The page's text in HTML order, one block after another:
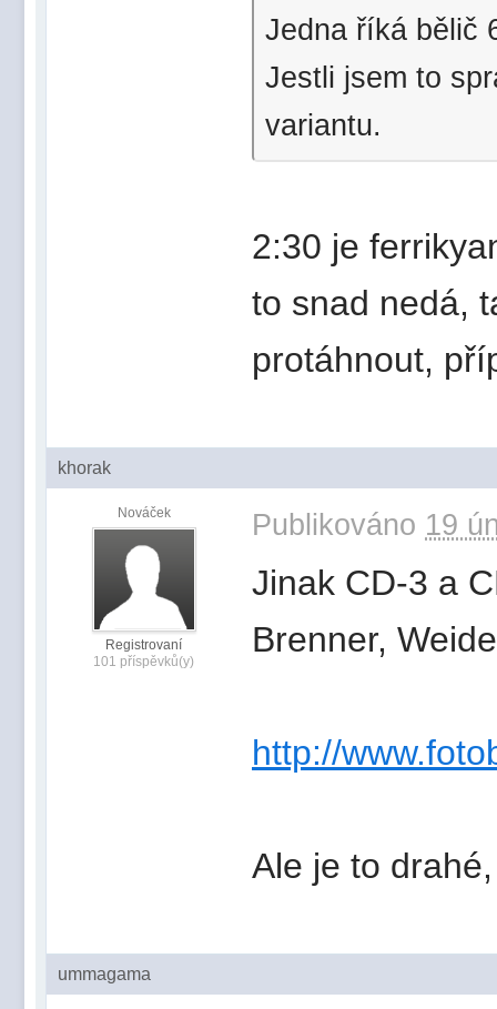
Jedna říká bělič
Jestli jsem to
variantu.
2:30 je
to snad nedá,
protáhnout,
khorak
Nováček
Registrovaní
101 příspěvků(y)
Publikováno 19
Jinak CD-3 a
Brenner,
http://
Ale je to
ummagama